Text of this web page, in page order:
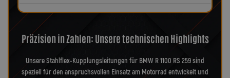
Präzision in Zahlen: Unsere technischen Highlights
Unsere Stahlflex-Kupplungsleitungen für BMW R 1100 RS 259 sind
speziell für den anspruchsvollen Einsatz am Motorrad entwickelt und